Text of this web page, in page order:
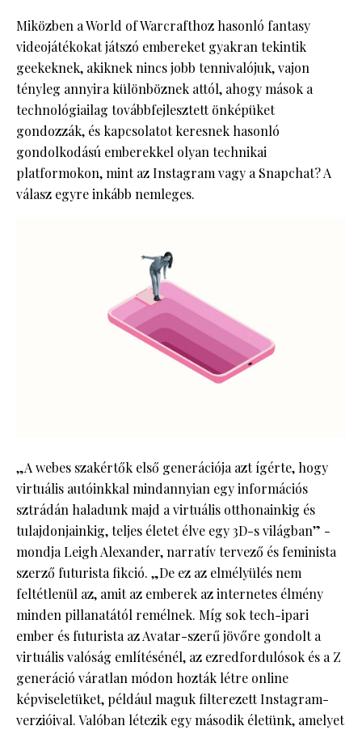
Miközben a World of Warcrafthoz hasonló fantasy
videojátékokat játszó embereket gyakran tekintik
geekeknek, akiknek nincs jobb tennivalójuk, vajon
tényleg annyira különböznek attól, ahogy mások a
technológiailag továbbfejlesztett önképüket
gondozzák, és kapcsolatot keresnek hasonló
gondolkodású emberekkel olyan technikai
platformokon, mint az Instagram vagy a Snapchat? A
válasz egyre inkább nemleges.
„A webes szakértők első generációja azt ígérte, hogy
virtuális autóinkkal mindannyian egy információs
sztrádán haladunk majd a virtuális otthonainkig és
tulajdonjainkig, teljes életet élve egy 3D-s világban” -
mondja Leigh Alexander, narratív tervező és feminista
szerző futurista fikció. „De ez az elmélyülés nem
feltétlenül az, amit az emberek az internetes élmény
minden pillanatától remélnek. Míg sok tech-ipari
ember és futurista az Avatar-szerű jövőre gondolt a
virtuális valóság említésénél, az ezredfordulósok és a Z
generáció váratlan módon hozták létre online
képviseletüket, például maguk filterezett Instagram-
verzióival. Valóban létezik egy második életünk, amelyet